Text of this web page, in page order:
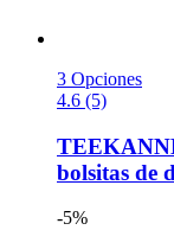
3 Opciones
4.6 (5)
bolsitas de
-5%